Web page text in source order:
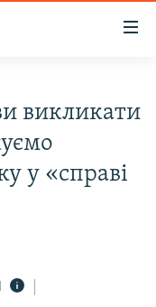
викликати
у «справі